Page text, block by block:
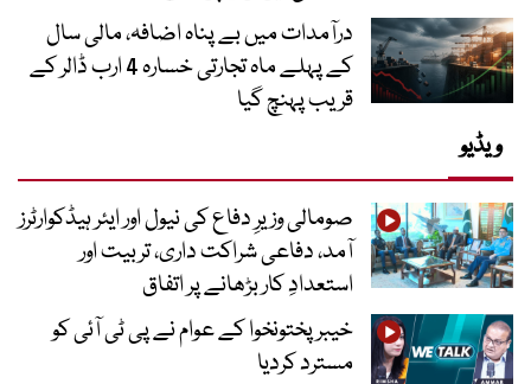
درآمدات میں بے پناہ اضافہ، مالی سال
کے پہلے ماہ تجارتی خسارہ 4 ارب ڈالر کے
قریب پہنچ گیا
ویڈیو
صومالی وزیرِ دفاع کی نیول اور ایئر ہیڈکوارٹرز
آمد، دفاعی شراکت داری، تربیت اور
استعدادِ کار بڑھانے پر اتفاق
خیبرپختونخوا کے عوام نے پی ٹی آئی کو
مسترد کردیا